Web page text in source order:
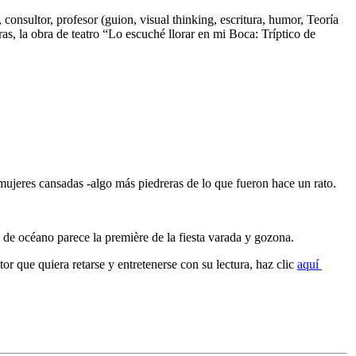
profesor (guion, visual thinking, escritura, humor, Teoría
la obra de teatro “Lo escuché llorar en mi Boca: Tríptico de
cansadas -algo más piedreras de lo que fueron hace un rato.
océano parece la première de la fiesta varada y gozona.
que quiera retarse y entretenerse con su lectura, haz clic aquí